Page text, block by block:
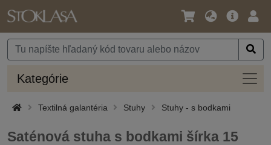
Jazyk
Mena
Hlavná
Kategórie
Textilná galantéria Stuhy Stuhy - s bodkami
Saténová stuha s bodkami šírka 15